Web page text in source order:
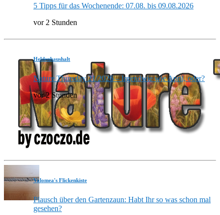
5 Tipps für das Wochenende: 07.08. bis 09.08.2026
vor 2 Stunden
Heldenhaushalt
Nature Thursday 21/2026 – Irgendwie wie April, oder?
vor 2 Stunden
Valomea's Flickenkiste
Plausch über den Gartenzaun: Habt Ihr so was schon mal
gesehen?